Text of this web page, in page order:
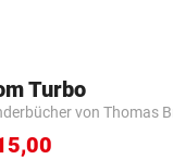
Turbo
von Thomas